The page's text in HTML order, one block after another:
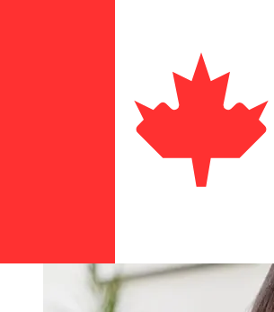
Addiko Bank Slovenia da Paesi
Canada variano in base al metodo di
tempismo della transazione.
bancari internazionali richiedono da 1 a
lavorativi. Fattori come le festività
sicurezza possono influire sulla
tempi di scadenza Addiko Bank d.dper